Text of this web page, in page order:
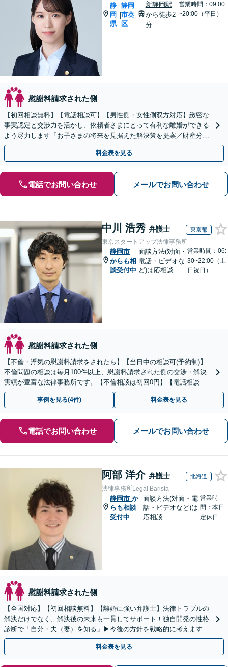
静
岡
県
|
静岡
市葵
区
新静岡駅
から徒歩2
分
営業時間：09:00
~20:00（平日）
慰謝料請求された側
【初回相談無料】【電話相談可】【男性側・女性側双方対応】緻密な
事実認定と交渉力を活かし、依頼者さまにとって有利な離婚ができる
よう尽力します「お子さまの将来を見据えた解決策を提案／財産分
与・養育費・親権」【子連れ相談可】【休日・夜間相談可】
料金表を見る
電話でお問い合わせ メールでお問い合わせ
中川 浩秀 弁護士 東京都
東京スタートアップ法律事務所
静岡市
からも相
談受付中
面談方法(対面・
電話・ビデオな
ど)は応相談
営業時間：06:
30~22:00（土
日祝日）
慰謝料請求された側
【不倫・浮気の慰謝料請求をされたら】【当日中の相談可(予約制)】
不倫問題の相談は毎月100件以上、慰謝料請求された側の交渉・解決
実績が豊富な法律事務所です。【不倫相談は初回0円】【電話相談で
ご契約まで対応可/来所不要】
事例を見る(4件) 料金表を見る
電話でお問い合わせ メールでお問い合わせ
阿部 洋介 弁護士 北海道
法律事務所Legal Barista
静岡市 か
らも相談
受付中
面談方法(対面・電
話・ビデオなど)は
応相談
営業時
間：本日
定休日
慰謝料請求された側
【全国対応】【初回相談無料】【離婚に強い弁護士】法律トラブルの
解決だけでなく、解決後の未来も一貫してサポート！独自開発の性格
診断で「自分・夫（妻）を知る」▶︎今後の方針を戦略的に考えます！
【休日夜間／オンライン相談OK】
料金表を見る